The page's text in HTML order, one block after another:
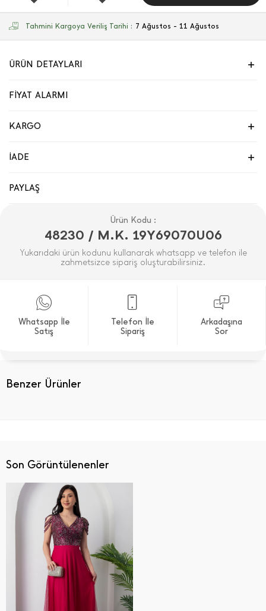
Tahmini Kargoya Veriliş Tarihi : 7 Ağustos - 11 Ağustos
ÜRÜN DETAYLARI
FİYAT ALARMI
KARGO
İADE
PAYLAŞ
Ürün Kodu :
48230 / M.K. 19Y69070U06
Yukarıdaki ürün kodunu kullanarak whatsapp ve telefon ile
zahmetsizce sipariş oluşturabilirsiniz.
Whatsapp İle
Satış
Telefon İle
Sipariş
Arkadaşına
Sor
Benzer Ürünler
Son Görüntülenenler